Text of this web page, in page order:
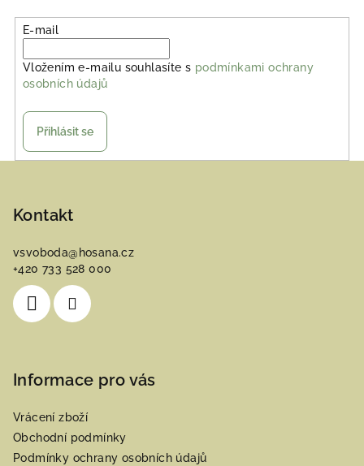
E-mail
Vložením e-mailu souhlasíte s podmínkami ochrany
osobních údajů
Přihlásit se
Kontakt
vsvoboda@ hosana.cz
+420 733 528 000
Informace pro vás
Vrácení zboží
Obchodní podmínky
Podmínky ochrany osobních údajů